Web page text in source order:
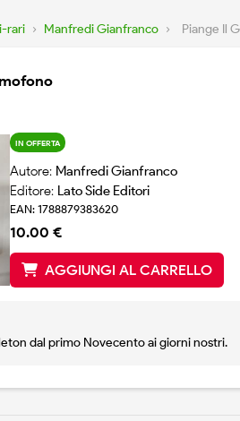
rari › Manfredi Gianfranco › Piange Il
IN OFFERTA
Autore: Manfredi Gianfranco
Editore: Lato Side Editori
EAN: 1788879383620
10.00 €
AGGIUNGI AL CARRELLO
dal primo Novecento ai giorni nostri.